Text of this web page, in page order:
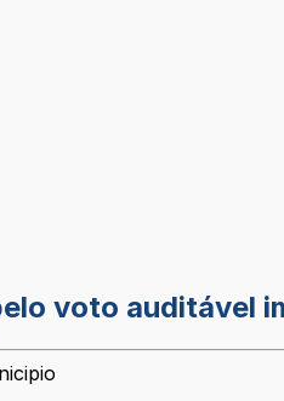
voto auditável